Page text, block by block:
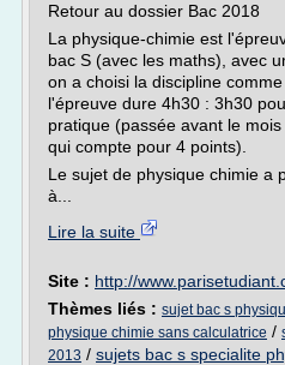
Retour au dossier Bac 2018
La physique-chimie est
bac S (avec les maths), avec
on a choisi la discipline
l'épreuve dure 4h30 : 3h30
pratique (passée avant le
qui compte pour 4 points).
Le sujet de physique chimie a
à...
Lire la suite
Site : http://
Thèmes liés : sujet bac s
physique chimie sans calculatrice /
2013 / sujets bac s specialite